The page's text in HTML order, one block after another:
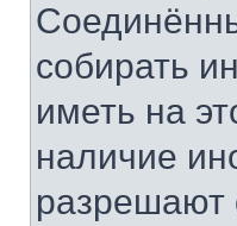
собирать
иметь на
наличие
разрешают